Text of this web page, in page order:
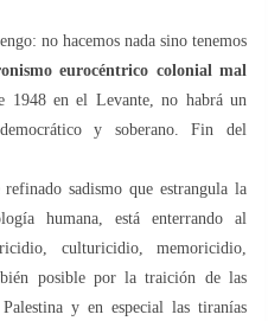
no hacemos nada sino tenemos
eurocéntrico colonial mal
1948 en el Levante, no habrá un
y soberano. Fin del
sadismo que estrangula la
humana, está enterrando al
culturicidio, memoricidio,
posible por la traición de las
y en especial las tiranías